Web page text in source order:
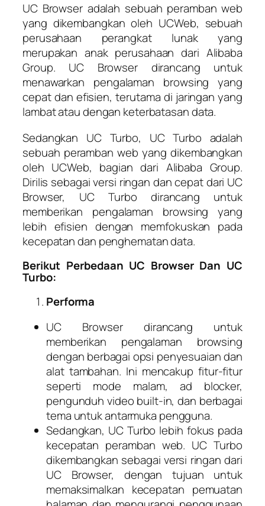
UC Browser adalah sebuah peramban web
yang dikembangkan oleh UCWeb, sebuah
perusahaan perangkat lunak yang
merupakan anak perusahaan dari Alibaba
Group. UC Browser dirancang untuk
menawarkan pengalaman browsing yang
cepat dan efisien, terutama di jaringan yang
lambat atau dengan keterbatasan data.
Sedangkan UC Turbo, UC Turbo adalah
sebuah peramban web yang dikembangkan
oleh UCWeb, bagian dari Alibaba Group.
Dirilis sebagai versi ringan dan cepat dari UC
Browser, UC Turbo dirancang untuk
memberikan pengalaman browsing yang
lebih efisien dengan memfokuskan pada
kecepatan dan penghematan data.
Berikut Perbedaan UC Browser Dan UC
Turbo:
Performa
UC Browser dirancang untuk
memberikan pengalaman browsing
dengan berbagai opsi penyesuaian dan
alat tambahan. Ini mencakup fitur-fitur
seperti mode malam, ad blocker,
pengunduh video built-in, dan berbagai
tema untuk antarmuka pengguna.
Sedangkan, UC Turbo lebih fokus pada
kecepatan peramban web. UC Turbo
dikembangkan sebagai versi ringan dari
UC Browser, dengan tujuan untuk
memaksimalkan kecepatan pemuatan